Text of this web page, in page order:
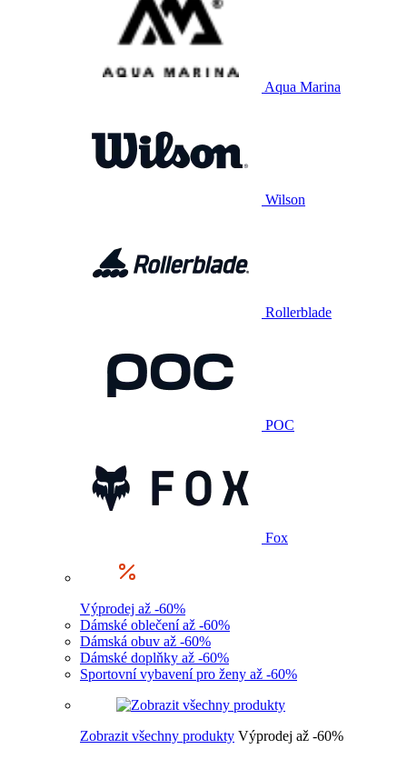
Aqua Marina
Wilson
Rollerblade
POC
Fox
Výprodej až -60%
Dámské oblečení až -60%
Dámská obuv až -60%
Dámské doplňky až -60%
Sportovní vybavení pro ženy až -60%
Zobrazit všechny produkty Výprodej až -60%